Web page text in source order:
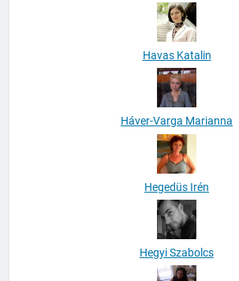
Havas Katalin
Háver-Varga Marianna
Hegedüs Irén
Hegyi Szabolcs